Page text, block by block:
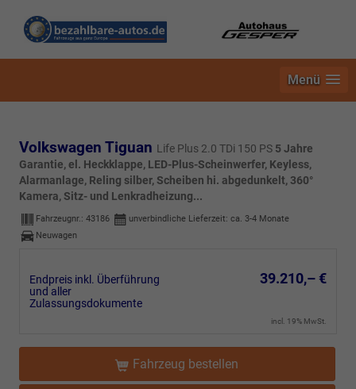
Menü
Volkswagen Tiguan Life Plus 2.0 TDi 150 PS 5 Jahre
Garantie, el. Heckklappe, LED-Plus-Scheinwerfer, Keyless,
Alarmanlage, Reling silber, Scheiben hi. abgedunkelt, 360°
Kamera, Sitz- und Lenkradheizung...
Fahrzeugnr.: 43186
unverbindliche Lieferzeit: ca. 3-4 Monate
Neuwagen
Endpreis inkl. Überführung
und aller
Zulassungsdokumente
39.210,– €
incl. 19% MwSt.
Fahrzeug bestellen